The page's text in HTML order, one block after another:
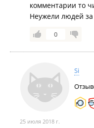
комментарии то
Неужели людей
0
Si
25 июля 2018 г.